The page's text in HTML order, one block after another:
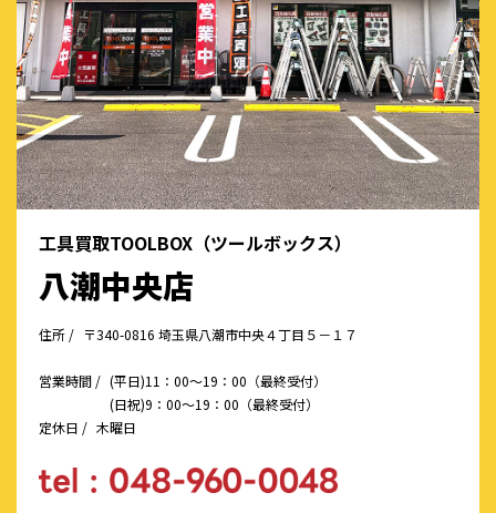
工具買取TOOLBOX（ツールボックス）
八潮中央店
住所 / 〒340-0816 埼玉県八潮市中央４丁目５－１７
営業時間 / (平日)11：00～19：00（最終受付）
(日祝)9：00～19：00（最終受付）
定休日 / 木曜日